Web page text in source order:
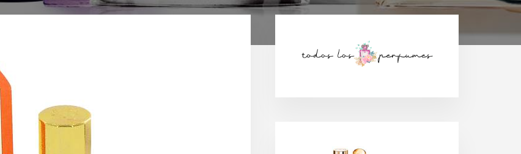
lateral